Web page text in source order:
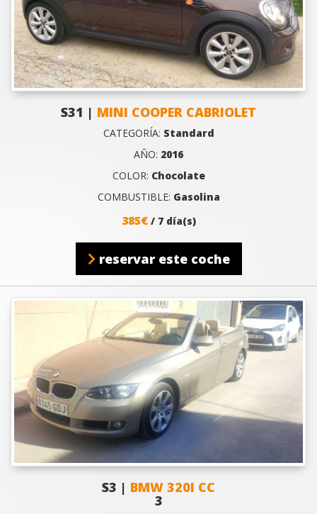
S31 | MINI COOPER CABRIOLET
CATEGORÍA: Standard
AÑO: 2016
COLOR: Chocolate
COMBUSTIBLE: Gasolina
385€ / 7 día(s)
reservar este coche
S3 | BMW 320I CC
3